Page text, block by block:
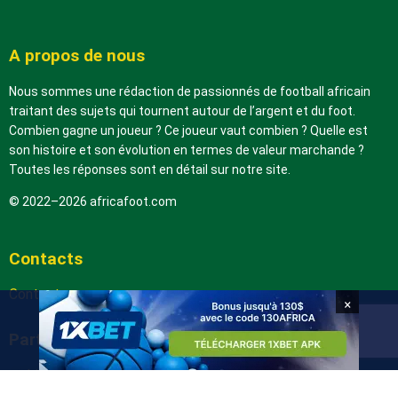
A propos de nous
Nous sommes une rédaction de passionnés de football africain
traitant des sujets qui tournent autour de l’argent et du foot.
Combien gagne un joueur ? Ce joueur vaut combien ? Quelle est
son histoire et son évolution en termes de valeur marchande ?
Toutes les réponses sont en détail sur notre site.
© 2022–2026 africafoot.com
Contacts
Contactez-nous
Partenaires
arabic.africafoot.com
×